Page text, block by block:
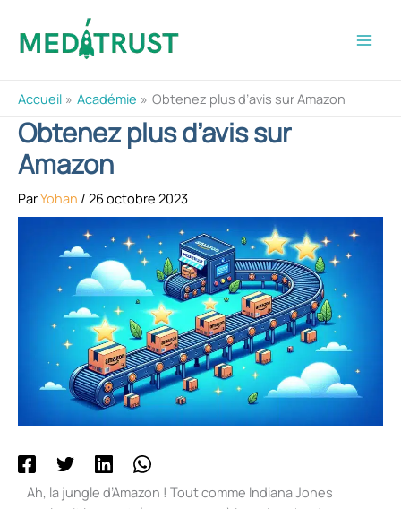
contenu
Accueil Académie Obtenez plus d’avis sur Amazon
Obtenez plus d’avis sur
Amazon
ParYohan / 26 octobre 2023
Ah, la jungle d’Amazon ! Tout comme Indiana Jones